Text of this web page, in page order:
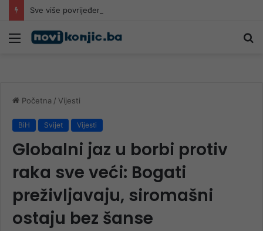
Meni
Početna / Vijesti
BiH Svijet Vijesti
Globalni jaz u borbi protiv
raka sve veći: Bogati
preživljavaju, siromašni
ostaju bez šanse